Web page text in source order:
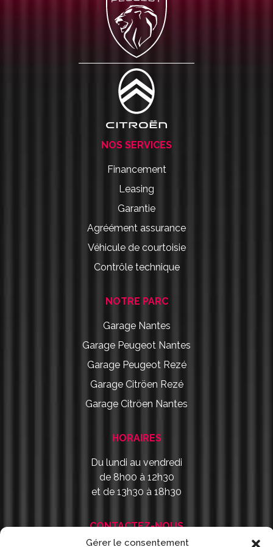
Gérer le consentement
NOS SERVICES
Financement
Leasing
Garantie
Agréément assurance
Véhicule de courtoisie
Contrôle technique
NOTRE PARC
Garage Nantes
Garage Peugeot Nantes
Garage Peugeot Rezé
Garage Citröen Rezé
Garage Citröen Nantes
HORAIRES
Du lundi au vendredi
de 8h00 à 12h30
et de 13h30 à 18h30
CONTACTEZ-NOUS